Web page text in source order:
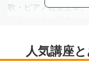
歌・ピアノ教室主宰。